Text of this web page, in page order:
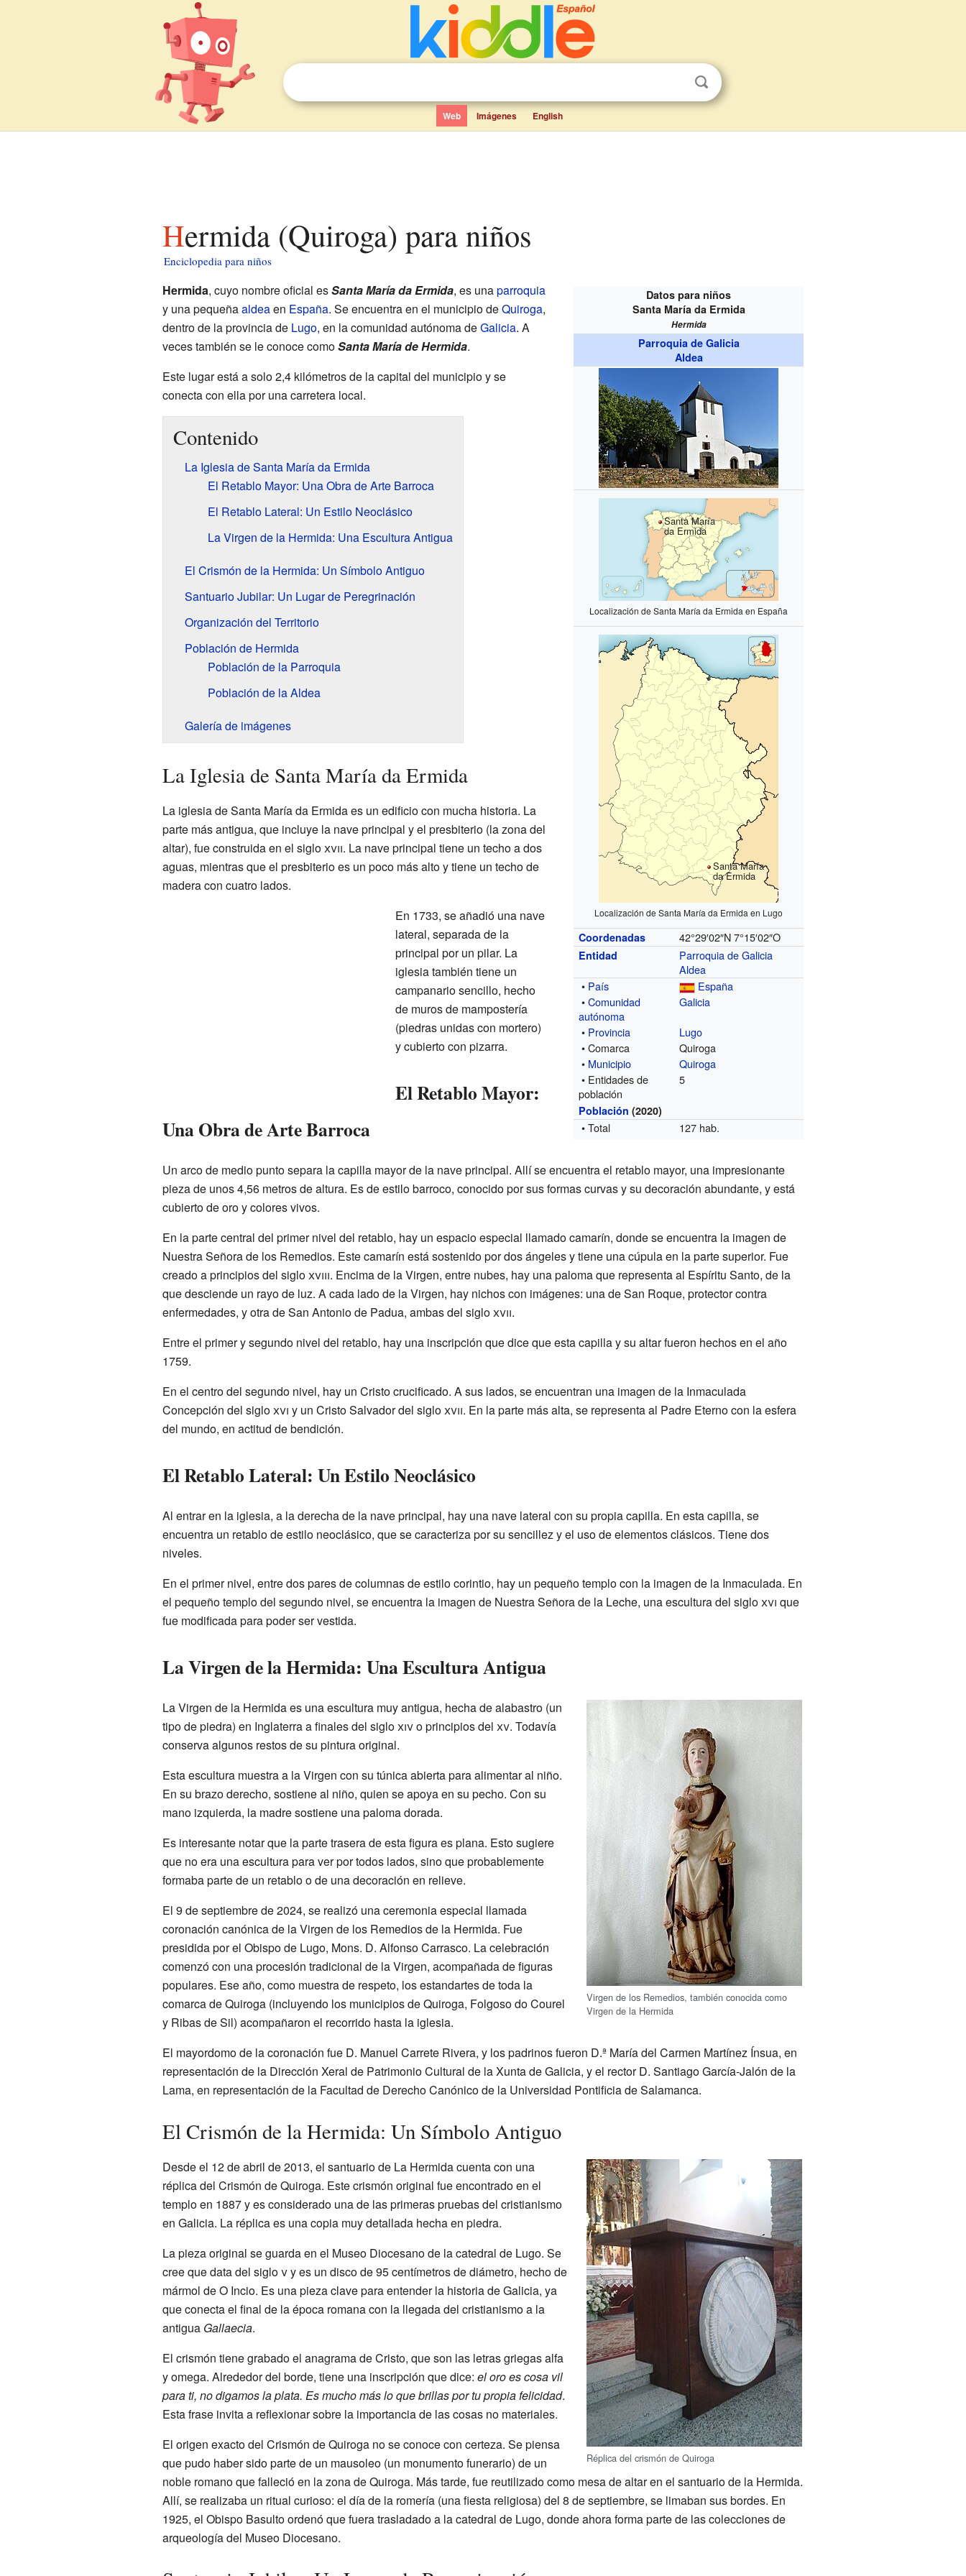
Web Imágenes English
Hermida (Quiroga) para niños
Enciclopedia para niños
Datos para niños
Santa María da Ermida
Hermida
Parroquia de Galicia
Aldea
Santa María
da Ermida
Localización de Santa María da Ermida en España
Santa María
da Ermida
Localización de Santa María da Ermida en Lugo
Coordenadas 42°29′02″N 7°15′02″O
Entidad
Parroquia de Galicia
Aldea
• País
España
•Comunidad
autónoma
Galicia
• Provincia
Lugo
• Comarca
Quiroga
• Municipio
Quiroga
• Entidades de
población
5
Población (2020)
• Total 127 hab.
Hermida, cuyo nombre oficial esSanta María da Ermida, es unaparroquia
y una pequeñaaldeaen España. Se encuentra en el municipio deQuiroga,
dentro de la provincia de Lugo, en la comunidad autónoma deGalicia. A
veces también se le conoce comoSanta María de Hermida.
Este lugar está a solo 2,4 kilómetros de la capital del municipio y se
conecta con ella por una carretera local.
Contenido
La Iglesia de Santa María da Ermida
El Retablo Mayor: Una Obra de Arte Barroca
El Retablo Lateral: Un Estilo Neoclásico
La Virgen de la Hermida: Una Escultura Antigua
El Crismón de la Hermida: Un Símbolo Antiguo
Santuario Jubilar: Un Lugar de Peregrinación
Organización del Territorio
Población de Hermida
Población de la Parroquia
Población de la Aldea
Galería de imágenes
La Iglesia de Santa María da Ermida
La iglesia de Santa María da Ermida es un edificio con mucha historia. La
parte más antigua, que incluye la nave principal y el presbiterio (la zona del
altar), fue construida en el sigloxvii. La nave principal tiene un techo a dos
aguas, mientras que el presbiterio es un poco más alto y tiene un techo de
madera con cuatro lados.
En 1733, se añadió una nave
lateral, separada de la
principal por un pilar. La
iglesia también tiene un
campanario sencillo, hecho
de muros de mampostería
(piedras unidas con mortero)
y cubierto con pizarra.
El Retablo Mayor:
Una Obra de Arte Barroca
Un arco de medio punto separa la capilla mayor de la nave principal. Allí se encuentra el retablo mayor, una impresionante
pieza de unos 4,56 metros de altura. Es de estilo barroco, conocido por sus formas curvas y su decoración abundante, y está
cubierto de oro y colores vivos.
En la parte central del primer nivel del retablo, hay un espacio especial llamado camarín, donde se encuentra la imagen de
Nuestra Señora de los Remedios. Este camarín está sostenido por dos ángeles y tiene una cúpula en la parte superior. Fue
creado a principios del sigloxviii. Encima de la Virgen, entre nubes, hay una paloma que representa al Espíritu Santo, de la
que desciende un rayo de luz. A cada lado de la Virgen, hay nichos con imágenes: una de San Roque, protector contra
enfermedades, y otra de San Antonio de Padua, ambas del sigloxvii.
Entre el primer y segundo nivel del retablo, hay una inscripción que dice que esta capilla y su altar fueron hechos en el año
1759.
En el centro del segundo nivel, hay un Cristo crucificado. A sus lados, se encuentran una imagen de la Inmaculada
Concepción del sigloxvi y un Cristo Salvador del sigloxvii. En la parte más alta, se representa al Padre Eterno con la esfera
del mundo, en actitud de bendición.
El Retablo Lateral: Un Estilo Neoclásico
Al entrar en la iglesia, a la derecha de la nave principal, hay una nave lateral con su propia capilla. En esta capilla, se
encuentra un retablo de estilo neoclásico, que se caracteriza por su sencillez y el uso de elementos clásicos. Tiene dos
niveles.
En el primer nivel, entre dos pares de columnas de estilo corintio, hay un pequeño templo con la imagen de la Inmaculada. En
el pequeño templo del segundo nivel, se encuentra la imagen de Nuestra Señora de la Leche, una escultura del sigloxvi que
fue modificada para poder ser vestida.
La Virgen de la Hermida: Una Escultura Antigua
Virgen de los Remedios, también conocida como
Virgen de la Hermida
La Virgen de la Hermida es una escultura muy antigua, hecha de alabastro (un
tipo de piedra) en Inglaterra a finales del sigloxivo principios del xv. Todavía
conserva algunos restos de su pintura original.
Esta escultura muestra a la Virgen con su túnica abierta para alimentar al niño.
En su brazo derecho, sostiene al niño, quien se apoya en su pecho. Con su
mano izquierda, la madre sostiene una paloma dorada.
Es interesante notar que la parte trasera de esta figura es plana. Esto sugiere
que no era una escultura para ver por todos lados, sino que probablemente
formaba parte de un retablo o de una decoración en relieve.
El 9 de septiembre de 2024, se realizó una ceremonia especial llamada
coronación canónica de la Virgen de los Remedios de la Hermida. Fue
presidida por el Obispo de Lugo, Mons. D. Alfonso Carrasco. La celebración
comenzó con una procesión tradicional de la Virgen, acompañada de figuras
populares. Ese año, como muestra de respeto, los estandartes de toda la
comarca de Quiroga (incluyendo los municipios de Quiroga, Folgoso do Courel
y Ribas de Sil) acompañaron el recorrido hasta la iglesia.
El mayordomo de la coronación fue D. Manuel Carrete Rivera, y los padrinos fueron D.ª María del Carmen Martínez Ínsua, en
representación de la Dirección Xeral de Patrimonio Cultural de la Xunta de Galicia, y el rector D. Santiago García-Jalón de la
Lama, en representación de la Facultad de Derecho Canónico de la Universidad Pontificia de Salamanca.
El Crismón de la Hermida: Un Símbolo Antiguo
Réplica del crismón de Quiroga
Desde el 12 de abril de 2013, el santuario de La Hermida cuenta con una
réplica del Crismón de Quiroga. Este crismón original fue encontrado en el
templo en 1887 y es considerado una de las primeras pruebas del cristianismo
en Galicia. La réplica es una copia muy detallada hecha en piedra.
La pieza original se guarda en el Museo Diocesano de la catedral de Lugo. Se
cree que data del siglovy es un disco de 95 centímetros de diámetro, hecho de
mármol de O Incio. Es una pieza clave para entender la historia de Galicia, ya
que conecta el final de la época romana con la llegada del cristianismo a la
antigua Gallaecia.
El crismón tiene grabado el anagrama de Cristo, que son las letras griegas alfa
y omega. Alrededor del borde, tiene una inscripción que dice: el oro es cosa vil
para ti, no digamos la plata. Es mucho más lo que brillas por tu propia felicidad.
Esta frase invita a reflexionar sobre la importancia de las cosas no materiales.
El origen exacto del Crismón de Quiroga no se conoce con certeza. Se piensa
que pudo haber sido parte de un mausoleo (un monumento funerario) de un
noble romano que falleció en la zona de Quiroga. Más tarde, fue reutilizado como mesa de altar en el santuario de la Hermida.
Allí, se realizaba un ritual curioso: el día de la romería (una fiesta religiosa) del 8 de septiembre, se limaban sus bordes. En
1925, el Obispo Basulto ordenó que fuera trasladado a la catedral de Lugo, donde ahora forma parte de las colecciones de
arqueología del Museo Diocesano.